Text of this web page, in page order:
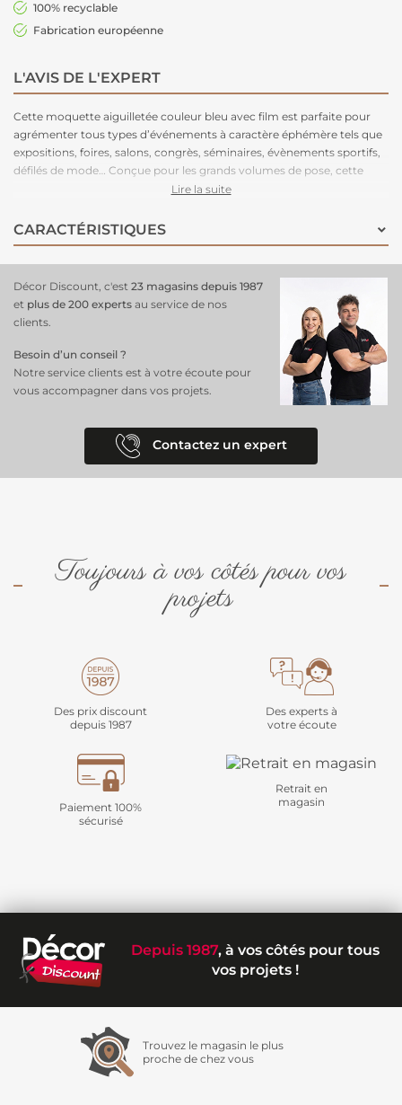
100% recyclable
Fabrication européenne
L'AVIS DE L'EXPERT
Cette moquette aiguilletée couleur bleu avec film est parfaite pour
agrémenter tous types d’événements à caractère éphémère tels que
expositions, foires, salons, congrès, séminaires, évènements sportifs,
défilés de mode… Conçue pour les grands volumes de pose, cette
moquette est légère à manipuler, facile à couper, rapide à poser et
moquette peut être posée en bord à bord ou en superposé. Parce
que le respect de l’environnement est la priorité de notre fabriquant
permettant un recyclage total après l’événement.
Lire la suite
CARACTÉRISTIQUES
Décor Discount, c'est 23 magasins depuis 1987
et plus de 200 experts au service de nos
clients.
Besoin d’un conseil ?
Notre service clients est à votre écoute pour
vous accompagner dans vos projets.
Contactez un expert
Toujours à vos côtés pour vos
projets
Des prix discount
depuis 1987
Des experts à
votre écoute
Paiement 100%
sécurisé
Retrait en
magasin
Depuis 1987, à vos côtés pour tous
vos projets !
Trouvez le magasin le plus
proche de chez vous